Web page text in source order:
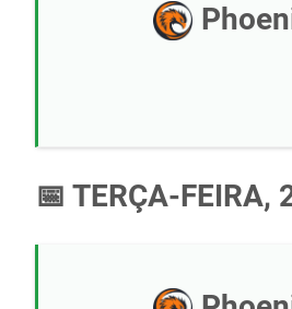
📅 TERÇA-FEIRA,